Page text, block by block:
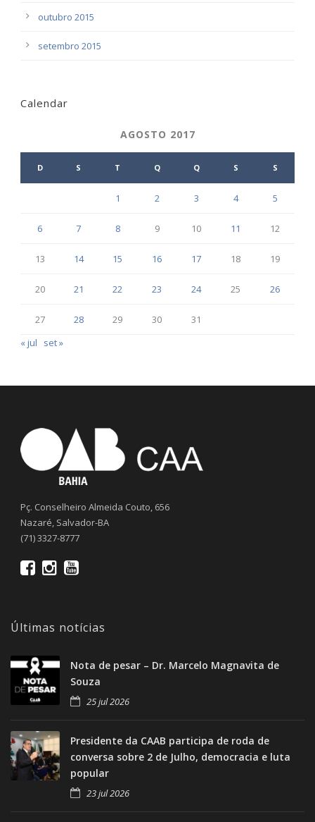
outubro 2015
setembro 2015
Calendar
AGOSTO 2017
D S T Q Q S S
1 2 3 4 5
6 7 8 9 10 11 12
13 14 15 16 17 18 19
20 21 22 23 24 25 26
27 28 29 30
31
« jul
set »
Pç. Conselheiro Almeida Couto, 656
Nazaré, Salvador-BA
(71) 3327-8777
Últimas notícias
Nota de pesar – Dr. Marcelo Magnavita de
Souza
25 jul 2026
Presidente da CAAB participa de roda de
conversa sobre 2 de Julho, democracia e luta
popular
23 jul 2026